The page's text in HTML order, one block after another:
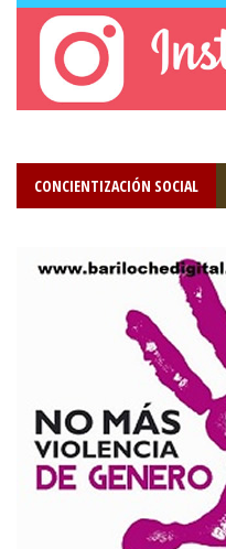
CONCIENTIZACIÓN SOCIAL